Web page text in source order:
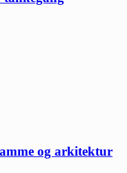
og arkitektur